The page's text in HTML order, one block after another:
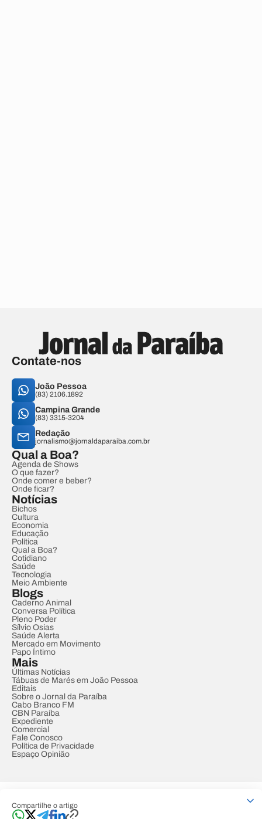
Compartilhe o artigo
Contate-nos
João Pessoa
(83) 2106.1892
Campina Grande
(83) 3315-3204
Redação
jornalismo@jornaldaparaiba.com.br
Qual a Boa?
Agenda de Shows
O que fazer?
Onde comer e beber?
Onde ficar?
Notícias
Bichos
Cultura
Economia
Educação
Política
Qual a Boa?
Cotidiano
Saúde
Tecnologia
Meio Ambiente
Blogs
Caderno Animal
Conversa Política
Pleno Poder
Sílvio Osias
Saúde Alerta
Mercado em Movimento
Papo Íntimo
Mais
Últimas Notícias
Tábuas de Marés em João Pessoa
Editais
Sobre o Jornal da Paraíba
Cabo Branco FM
CBN Paraíba
Expediente
Comercial
Fale Conosco
Política de Privacidade
Espaço Opinião